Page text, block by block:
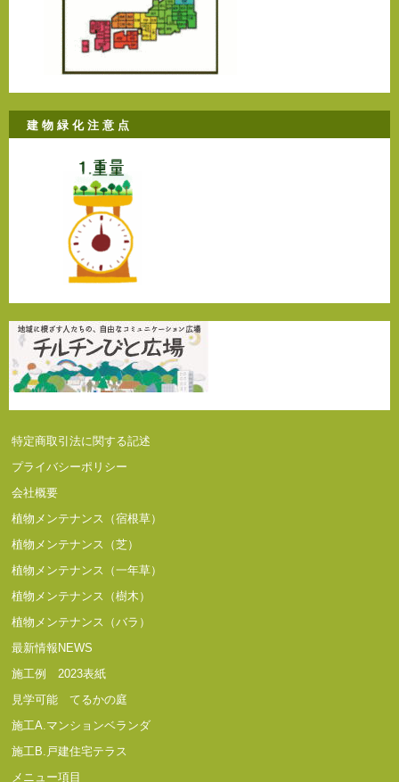
建 物 緑 化 注 意 点
特定商取引法に関する記述
プライバシーポリシー
会社概要
植物メンテナンス（宿根草）
植物メンテナンス（芝）
植物メンテナンス（一年草）
植物メンテナンス（樹木）
植物メンテナンス（バラ）
最新情報NEWS
施工例 2023表紙
見学可能 てるかの庭
施工A.マンションベランダ
施工B.戸建住宅テラス
メニュー項目